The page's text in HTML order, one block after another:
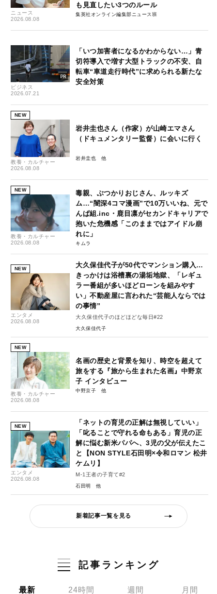
ニュース
2026.08.08
も見直したい3つのルール
集英社オンライン編集部ニュース班
ビジネス
2026.07.21
「いつ加害者になるかわからない…」青
切符導入で増す大型トラックの不安、自
転車“車道走行時代”に求められる新たな
安全対策
NEW
教養・カルチャー
2026.08.08
岩井圭也さん（作家）が山崎エマさん
（ドキュメンタリー監督）に会いに行く
岩井圭也
NEW
教養・カルチャー
2026.08.08
毒親、ぶつかりおじさん、ルッキズ
ム…“闇深4コマ漫画”で10万いいね、元で
んぱ組.inc・鹿目凛がセカンドキャリアで
抱いた危機感「このままではアイドル崩
れに」
キムラ
NEW
エンタメ
2026.08.08
大久保佳代子が50代でマンション購入…
きっかけは浴槽裏の湯垢地獄、「レギュ
ラー番組が多いほどローンを組みやす
い」不動産屋に言われた“芸能人ならでは
の事情”
大久保佳代子のほどほどな毎日#22
大久保佳代子
NEW
教養・カルチャー
2026.08.08
名画の歴史と背景を知り、時空を超えて
旅をする『旅から生まれた名画』中野京
子 インタビュー
中野京子
NEW
エンタメ
2026.08.08
「ネットの育児の正解は無視していい」
「叱ることで守れる命もある」育児の正
解に悩む新米パパへ、3児の父が伝えたこ
と【NON STYLE石田明×令和ロマン 松井
ケムリ】
M-1王者の子育て#2
石田明
新着記事一覧を見る
記事ランキング
最新 24時間 週間 月間